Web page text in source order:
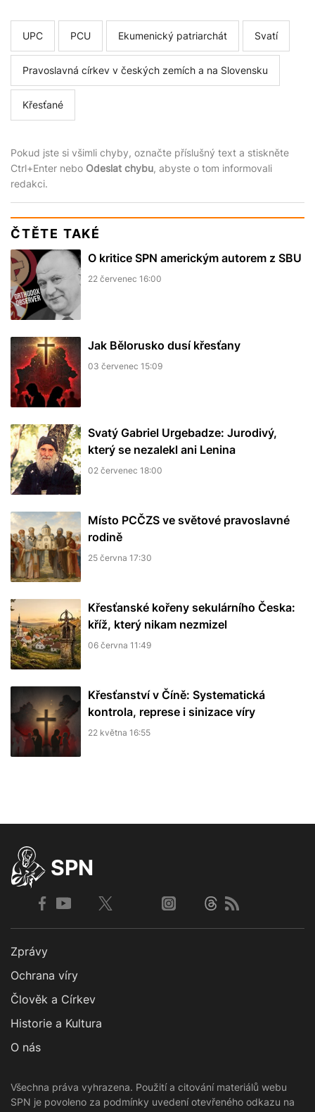
UPC PCU Ekumenický patriarchát Svatí
Pravoslavná církev v českých zemích a na Slovensku
Křesťané
Pokud jste si všimli chyby, označte příslušný text a stiskněte
Ctrl+Enter nebo Odeslat chybu, abyste o tom informovali
redakci.
ČTĚTE TAKÉ
O kritice SPN americkým autorem z SBU
22 červenec 16:00
Jak Bělorusko dusí křesťany
03 červenec 15:09
Svatý Gabriel Urgebadze: Jurodivý,
který se nezalekl ani Lenina
02 červenec 18:00
Místo PCČZS ve světové pravoslavné
rodině
25 června 17:30
Křesťanské kořeny sekulárního Česka:
kříž, který nikam nezmizel
06 června 11:49
Křesťanství v Číně: Systematická
kontrola, represe i sinizace víry
22 května 16:55
SPN
Zprávy
Ochrana víry
Člověk a Církev
Historie a Kultura
O nás
Všechna práva vyhrazena. Použití a citování materiálů webu
SPN je povoleno za podmínky uvedení otevřeného odkazu na